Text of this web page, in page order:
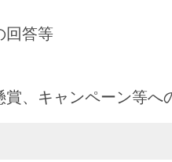
回答等
、キャンペーン等へ